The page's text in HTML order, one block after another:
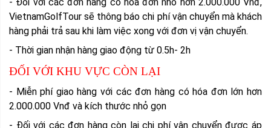
VietnamGolfTour sẽ thông báo chi phí vận chuyển mà khách
hàng phải trả sau khi làm việc xong với đơn vị vận chuyển.
- Thời gian nhận hàng giao động từ 0.5h- 2h
ĐỐI VỚI KHU VỰC CÒN LẠI
- Miễn phí giao hàng với các đơn hàng có hóa đơn lớn hơn
2.000.000 Vnđ và kích thước nhỏ gọn
- Đối với các đơn hàng còn lại chi phí vận chuyển được áp